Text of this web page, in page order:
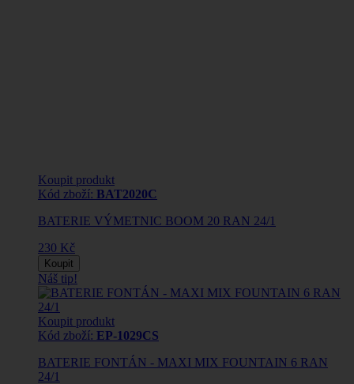
Koupit produkt
Kód zboží: BAT2020C
BATERIE VÝMETNIC BOOM 20 RAN 24/1
230 Kč
Koupit
Náš tip!
Koupit produkt
Kód zboží: EP-1029CS
BATERIE FONTÁN - MAXI MIX FOUNTAIN 6 RAN
24/1